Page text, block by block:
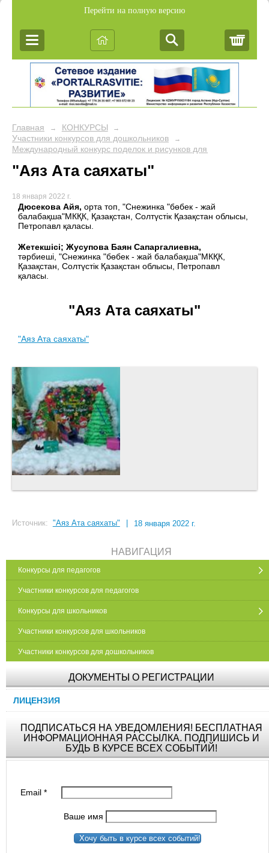
Перейти на полную версию
Главная → КОНКУРСЫ →
Участники конкурсов для дошкольников →
Международный конкурс поделок и рисунков для дошкольников
"Аяз Ата саяхаты"
18 января 2022 г.
Дюсекова Айя, орта топ, "Снежинка "бөбек - жай
балабақша"МКҚК, Қазақстан, Солтүстік Қазақстан облысы,
Петропавл қаласы.
Жетекшісі; Жусупова Баян Сапаргалиевна,
тәрбиеші, "Снежинка "бөбек - жай балабақша"МКҚК,
Қазақстан, Солтүстік Қазақстан облысы, Петропавл
қаласы.
"Аяз Ата саяхаты"
"Аяз Ата саяхаты"
Источник: "Аяз Ата саяхаты" 18 января 2022 г.
НАВИГАЦИЯ
Конкурсы для педагогов
Участники конкурсов для педагогов
Конкурсы для школьников
Участники конкурсов для школьников
Участники конкурсов для дошкольников
ДОКУМЕНТЫ О РЕГИСТРАЦИИ
ЛИЦЕНЗИЯ
ПОДПИСАТЬСЯ НА УВЕДОМЛЕНИЯ! БЕСПЛАТНАЯ
ИНФОРМАЦИОННАЯ РАССЫЛКА. ПОДПИШИСЬ И
БУДЬ В КУРСЕ ВСЕХ СОБЫТИЙ!
Email*
Ваше имя
Хочу быть в курсе всех событий!